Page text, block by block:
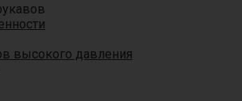
высокого давления